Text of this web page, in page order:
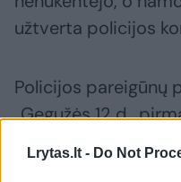
Lrytas.lt - Do Not
užtverta policijos
Policijos pareigūnų
„Gegužės 12 d.,
Londono
apie gaisrą